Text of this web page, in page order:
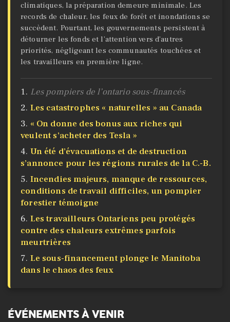
climatiques, la préparation demeure minimale. Les
records de chaleur, les feux de forêt et inondations se
succèdent. Pourtant, les gouvernements persistent à
détourner les fonds et l’attention vers d’autres
priorités, négligeant les communautés touchées et
les travailleurs en première ligne.
Les pompiers de l’ontario sous-financés
Les catastrophes « naturelles » au Canada
« On donne des bonus aux riches qui
veulent s’acheter des Tesla »
Un été d’évacuations et de destruction
s’annonce pour les régions rurales de la C.-B.
Incendies majeurs, manque de ressources,
conditions de travail difficiles, un pompier
forestier témoigne
Les travailleurs Ontariens peu protégés
contre des chaleurs extrêmes parfois
meurtrières
Le sous-financement plonge le Manitoba
dans le chaos des feux
ÉVÉNEMENTS À VENIR